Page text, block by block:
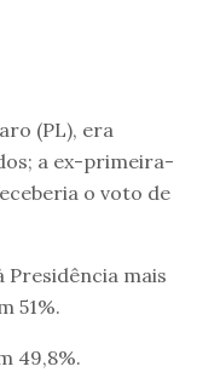
(PL), era
a ex-primeira-
o voto de
mais
51%.
49,8%.